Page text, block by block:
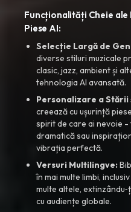
Funcționalități Cheie
Piese AI:
Selecție Largă de
diverse stiluri muzicale
clasic, jazz, ambient și
tehnologia AI avansată.
Personalizare a Stării
creează cu ușurință
spirit de care ai nevoie
dramatică sau
vibrația perfectă.
Versuri Multilingve:
în mai multe limbi,
multe altele,
cu audiențe globale.